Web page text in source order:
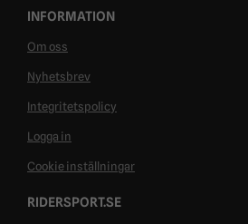
INFORMATION
Om oss
Nyhetsbrev
Integritetspolicy
Logga in
Cookie inställningar
RIDERSPORT.SE